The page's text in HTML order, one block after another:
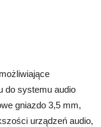
do systemu audio
gniazdo 3,5 mm,
urządzeń audio,